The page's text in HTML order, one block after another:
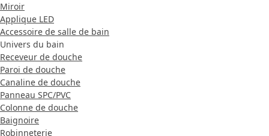
Miroir
Applique LED
Accessoire de salle de bain
Univers du bain
Receveur de douche
Paroi de douche
Canaline de douche
Panneau SPC/PVC
Colonne de douche
Baignoire
Robinneterie